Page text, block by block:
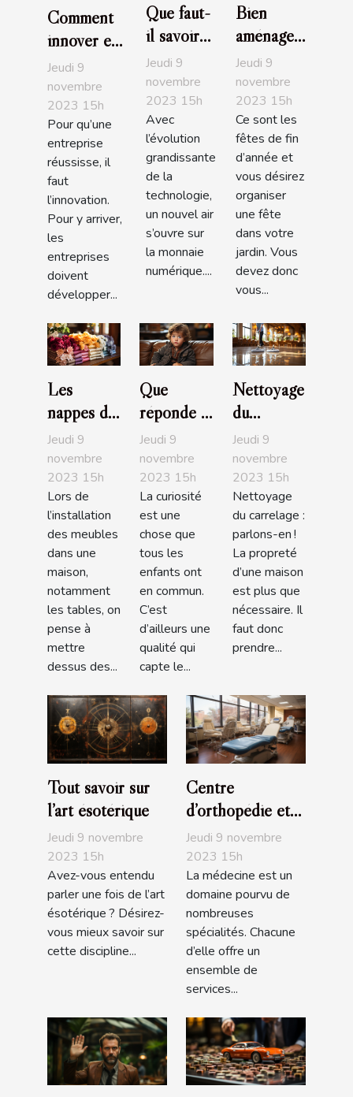
Comment
innover en
entreprise ?
Jeudi 9
novembre
2023 15h
Pour qu’une
entreprise
réussisse, il
faut
l’innovation.
Pour y arriver,
les
entreprises
doivent
développer...
Que faut-
il savoir
de la
crypto-
paradis ?
Jeudi 9
novembre
2023 15h
Avec
l’évolution
grandissante
de la
technologie,
un nouvel air
s’ouvre sur
la monnaie
numérique....
Bien
aménager
son jardin
: comment
s'y
prendre ?
Jeudi 9
novembre
2023 15h
Ce sont les
fêtes de fin
d’année et
vous désirez
organiser
une fête
dans votre
jardin. Vous
devez donc
vous...
Les
nappes de
table :
parlons-
en !
Jeudi 9
novembre
2023 15h
Lors de
l’installation
des meubles
dans une
maison,
notamment
les tables, on
pense à
mettre
dessus des...
Que
réponde à
l’enfant
qui
demande
l’origine
des bébés
?
Jeudi 9
novembre
2023 15h
La curiosité
est une
chose que
tous les
enfants ont
en commun.
C’est
d’ailleurs une
qualité qui
capte le...
Nettoyage
du
carrelage :
parlons-
en !
Jeudi 9
novembre
2023 15h
Nettoyage
du carrelage :
parlons-en !
La propreté
d’une maison
est plus que
nécessaire. Il
faut donc
prendre...
Tout savoir sur
l’art ésotérique
Jeudi 9 novembre
2023 15h
Avez-vous entendu
parler une fois de l’art
ésotérique ? Désirez-
vous mieux savoir sur
cette discipline...
Centre
d’orthopédie et
de podologie
Ortho Center
Jeudi 9 novembre
2023 15h
La médecine est un
domaine pourvu de
nombreuses
spécialités. Chacune
d’elle offre un
ensemble de
services...